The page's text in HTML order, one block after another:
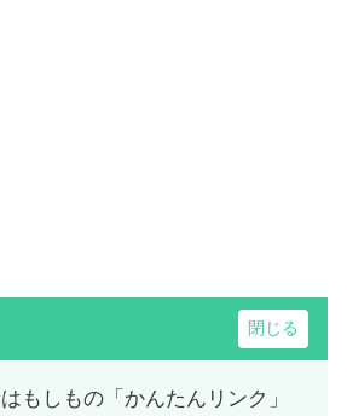
もしもの「かんたんリンク」